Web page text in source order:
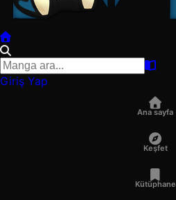
Giriş Yap
Ana sayfa
Keşfet
Kütüphane